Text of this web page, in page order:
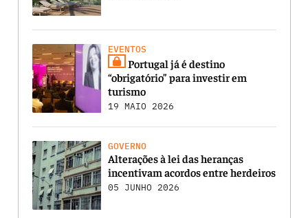
EVENTOS
Portugal já é destino
“obrigatório” para investir em
turismo
19 MAIO 2026
GOVERNO
Alterações à lei das heranças
incentivam acordos entre herdeiros
05 JUNHO 2026